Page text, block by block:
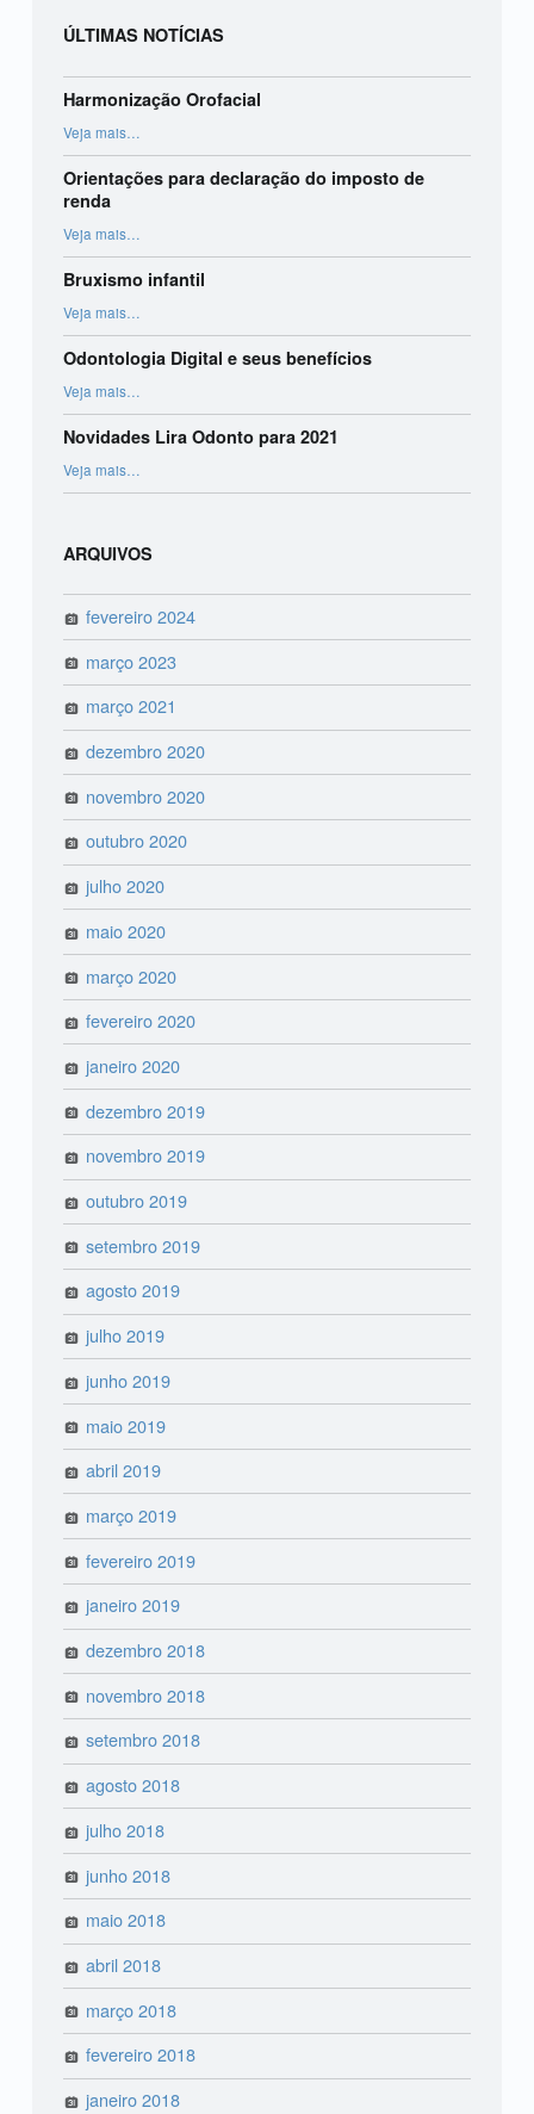
ÚLTIMAS NOTÍCIAS
Harmonização Orofacial
Veja mais…
Orientações para declaração do imposto de
renda
Veja mais“Orientações para declaração do imposto de renda”
…
Bruxismo infantil
Veja mais…
Odontologia Digital e seus benefícios
Veja mais…
Novidades Lira Odonto para 2021
Veja mais…
ARQUIVOS
fevereiro 2024
março 2023
março 2021
dezembro 2020
novembro 2020
outubro 2020
julho 2020
maio 2020
março 2020
fevereiro 2020
janeiro 2020
dezembro 2019
novembro 2019
outubro 2019
setembro 2019
agosto 2019
julho 2019
junho 2019
maio 2019
abril 2019
março 2019
fevereiro 2019
janeiro 2019
dezembro 2018
novembro 2018
setembro 2018
agosto 2018
julho 2018
junho 2018
maio 2018
abril 2018
março 2018
fevereiro 2018
janeiro 2018